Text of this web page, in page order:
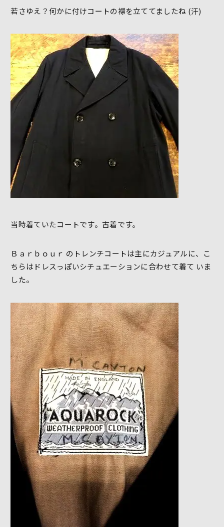
若さゆえ？何かに付けコートの襟を立ててましたね (汗)
当時着ていたコートです。古着です。
Ｂａｒｂｏｕｒ のトレンチコートは主にカジュアルに、こ
ちらはドレスっぽいシチュエーションに合わせて着て いま
した。